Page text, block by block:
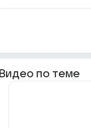
Видео по теме